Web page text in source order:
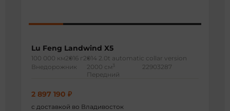
Lu Feng Landwind X5
100 000 км2016 г 2014 2.0t automatic collar version
Внедорожник
2000 см 3
Передний
22903287
2 897 190 ₽
с доставкой во Владивосток